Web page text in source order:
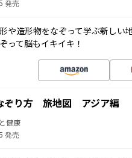
発売
や造形物をなぞって学ぶ新しい
って脳もイキイキ！
ぞり方 旅地図 アジア編
健康
発売